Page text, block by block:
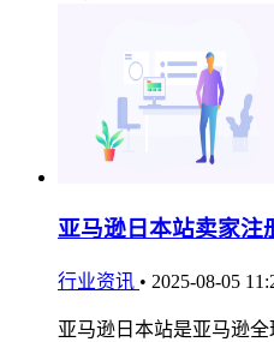
亚马逊日本站卖家注
行业资讯 • 2025-08-05
亚马逊日本站是亚马逊